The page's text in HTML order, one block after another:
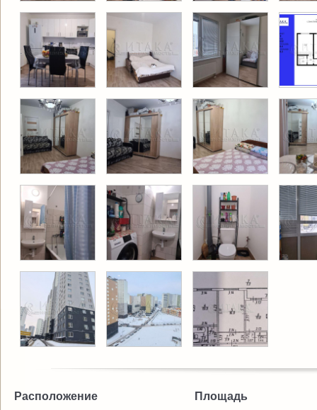
Расположение Площадь